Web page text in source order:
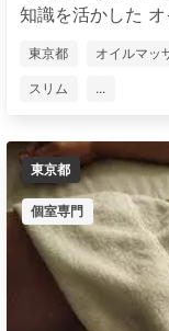
知識を活かした オ
東京都 オイルマッ
スリム ...
東京都
個室専門